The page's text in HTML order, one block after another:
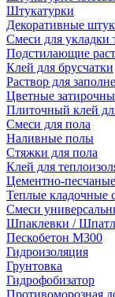
Штукатурки
Декоративные
Смеси для укладки
Подстилающие
Клей для брусчатки
Раствор для
Цветные
Плиточный клей
Смеси для пола
Наливные полы
Стяжки для пола
Клей для
Цементно-
Теплые кладочные
Смеси
Шпаклевки /
Пескобетон М300
Гидроизоляция
Грунтовка
Гидрофобизатор
Противоморозная